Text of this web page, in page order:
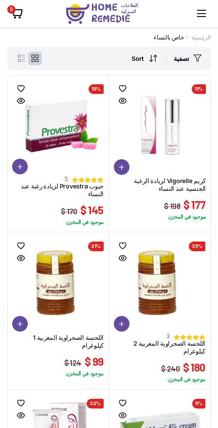
0
الرئيسية خاص بالنساء
تصفية Sort
11%
كريم Vigorelle لزيادة الرغبة
الجنسية عند النساء
198 $
هو:
177 $
هو:
موجود في المخزن
15%
5
حبوب Provestra لزيادة رغبة عند
النساء
170 $
الأصلي
170 $.
145 $
الحالي
145 $.
موجود في المخزن
25%
3
اللحسة الصحراوية المغربية 2
كيلوغرام
240 $
الأصلي
180 $
الحالي
موجود في المخزن
21%
اللحسة الصحراوية المغربية 1
كيلوغرام
124 $
هو:
124 $.
99 $
هو:
99 $.
موجود في المخزن
5%
32%